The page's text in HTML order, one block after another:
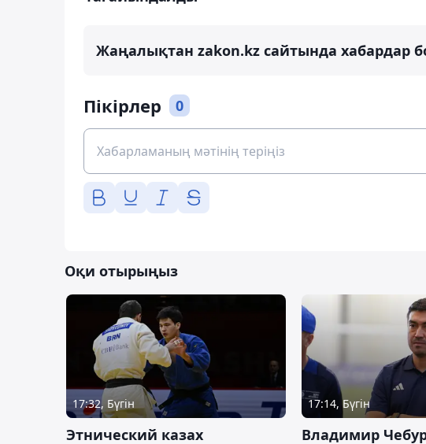
Жаңалықтан zakon.kz сайтында хабардар
Пікірлер 0
Оқи отырыңыз
17:32, Бүгін
Этнический казах
17:14, Бүгін
Владимир